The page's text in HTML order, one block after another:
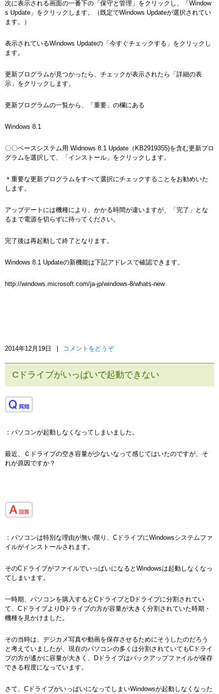
次に表示される画面の一番下の「保守と管理」をクリックし、「Window
s Update」をクリックします。（既定でWindows Updateが選択されてい
ます。）
表示されているWindows Updateの「今すぐチェックする」をクリックし
ます。
更新プログラムが見つかったら、チェックが表示されたら「詳細の表
示」をクリックします。
更新プログラムの一覧から、「重要」の欄にある
Windows 8.1
〇〇ベースシステム用 Widnows 8.1 Update（KB2919355)を含む更新プロ
グラムを選択して、「インストール」をクリックします。
＊重要な更新プログラムをすべて選択にチェックすることをお勧めいた
します。
アップデートには機種により、かかる時間が違いますが、「完了」とな
るまで電源を切らずに待ってください。
完了後は再起動して終了となります。
Windows 8.1 Updateの新機能は下記アドレスで確認できます。
http://windows.microsoft.com/ja-jp/windows-8/whats-new
2014年12月19日 コメントをどうぞ
Cドライブがいっぱいで起動できない
：パソコンが起動しなくなってしまいました。
最近、Ｃドライブの空き容量が少ないなって感じてはいたのですが、そ
れが原因ですか？
：パソコンは特別な理由が無い限り、CドライブにWindowsシステムファ
イルがインストールされます。
そのCドライブがファイルでいっぱいになるとWindowsは起動しなくなっ
てしまいます。
一時期、パソコンを購入するとCドライブとDドライブに分割されてい
て、CドライブよりDドライブの方が容量が大きく分割されていた時期・
機種を見かけました。
その当時は、デジカメ写真や動画を保存させるためにそうしたのだろう
と考えていましたが、現在のパソコンの多くは分割されていてもCドライ
ブの方が遙かに容量が大きく、Dドライブはバックアップファイルが保存
できる程度になっています。
さて、CドライブがいっぱいになってしまいWindowsが起動しなくなった